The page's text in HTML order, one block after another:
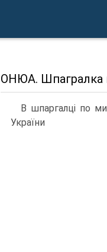
ОНЮА. Шпагралка
В шпаргалці по
України